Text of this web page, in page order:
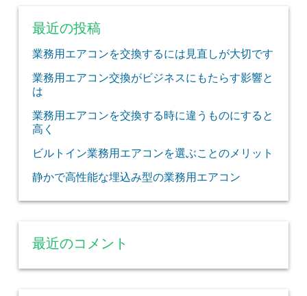
最近の投稿
業務用エアコンを交換するには見直しが大切です
業務用エアコン交換がビジネスにもたらす影響と
は
業務用エアコンを交換する時に違うものにすると
高く
ビルトイン業務用エアコンを選ぶことのメリット
静かで高性能な埋込み型の業務用エアコン
最近のコメント